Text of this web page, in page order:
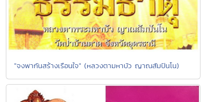
"จงพากันสร้างเรือนใจ" (หลวงตามหาบัว ญาณสัมปันโน)